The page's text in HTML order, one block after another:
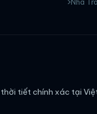
tiết chính xác tại